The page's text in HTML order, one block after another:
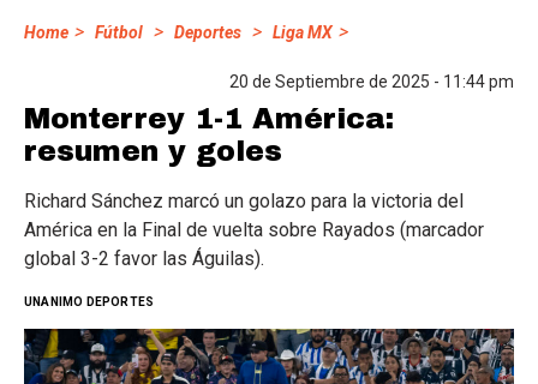
Home > Fútbol > Deportes > Liga MX >
20 de Septiembre de 2025 - 11:44 pm
Monterrey 1-1 América:
resumen y goles
Richard Sánchez marcó un golazo para la victoria del
América en la Final de vuelta sobre Rayados (marcador
global 3-2 favor las Águilas).
UNANIMO DEPORTES